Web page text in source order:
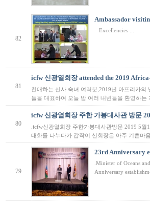
82
Ambassador
Excellencies ...
81
icfw 신광열회장 attended the 2019
친애하는 신사 숙녀 여러분,2019년 아프리카
들을 대표하여 오늘 밤 여러 내빈들을 환영하는
80
icfw 신광열회장 주한 가봉대사관 방문
.icfw신광열회장 주한가봉대사관방문 2019 5
대화를 나누다가 갑작이 신회장은 아주 기쁜마
79
23rd Anniversary
.Minister of Oceans
Anniversary